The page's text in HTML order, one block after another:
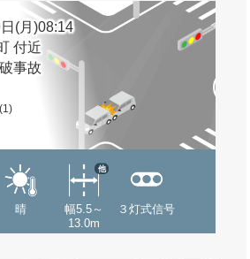
(月)08:14
付近
事故
(1)
晴
幅5.5～
13.0m
他
３灯式信号